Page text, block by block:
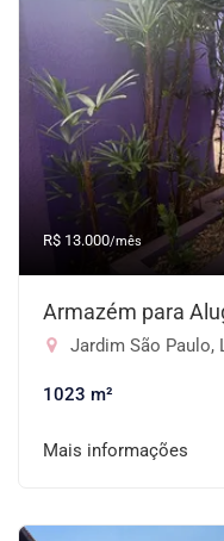
R$ 13.000/mês
Armazém para
Jardim São Paulo,
1023 m²
Mais informações